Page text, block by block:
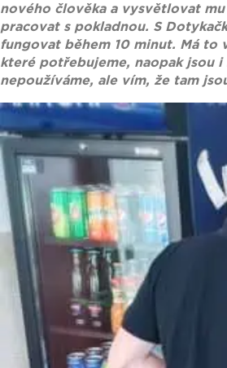
nového člověka a vysvětlovat mu
pracovat s pokladnou. S
fungovat během 10 minut. Má to
které potřebujeme, naopak jsou
nepoužíváme, ale vím, že tam